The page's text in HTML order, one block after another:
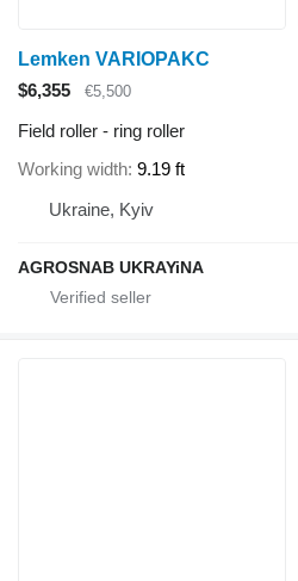
Lemken VARIOPAKC
$6,355
€5,500
Field roller - ring roller
Working width 9.19 ft
Ukraine, Kyiv
AGROSNAB UKRAYiNA